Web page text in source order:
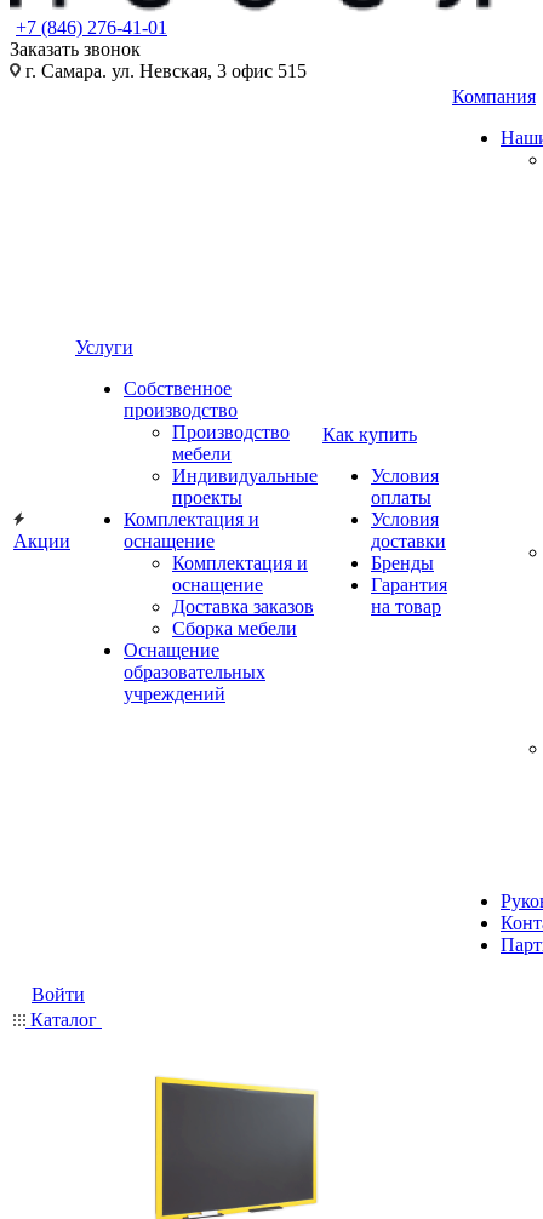
+7 (846) 276-41-01
Заказать звонок
г. Самара. ул. Невская, 3 офис 515
Акции
Услуги
Собственное
производство
Производство
мебели
Индивидуальные
проекты
Комплектация и
оснащение
Комплектация и
оснащение
Доставка заказов
Сборка мебели
Оснащение
образовательных
учреждений
Как купить
Условия
оплаты
Условия
доставки
Бренды
Гарантия
на товар
Компания
Войти
Каталог